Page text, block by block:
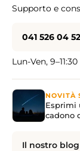
Supporto e
041 526 04 52
Lun-Ven, 9–11:30
NOVITÀ
Esprimi
cadono
Il nostro blog